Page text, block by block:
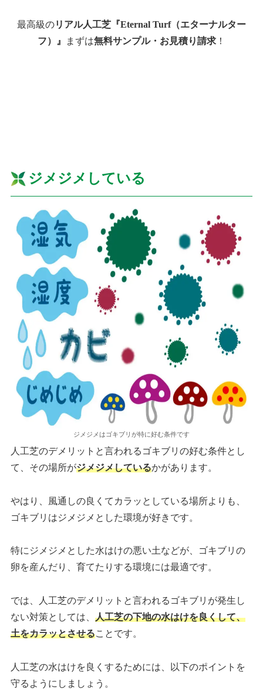
最高級のリアル人工芝『Eternal Turf（エターナルター
フ）』
まずは無料サンプル・お見積り請求 ！
ジメジメしている
ジメジメはゴキブリが特に好む条件です
人工芝のデメリットと言われるゴキブリの好む条件とし
て、その場所がジメジメしているかがあります。
やはり、風通しの良くてカラッとしている場所よりも、
ゴキブリはジメジメとした環境が好きです。
特にジメジメとした水はけの悪い土などが、ゴキブリの
卵を産んだり、育てたりする環境には最適です。
では、人工芝のデメリットと言われるゴキブリが発生し
ない対策としては、人工芝の下地の水はけを良くして、
土をカラッとさせることです。
人工芝の水はけを良くするためには、以下のポイントを
守るようにしましょう。